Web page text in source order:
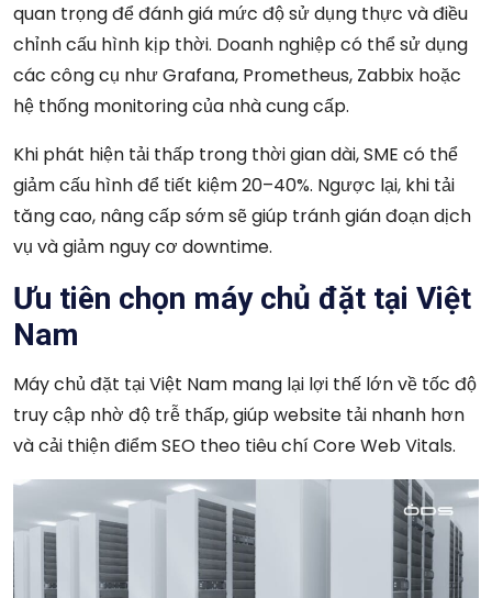
quan trọng để đánh giá mức độ sử dụng thực và điều
chỉnh cấu hình kịp thời. Doanh nghiệp có thể sử dụng
các công cụ như Grafana, Prometheus, Zabbix hoặc
hệ thống monitoring của nhà cung cấp.
Khi phát hiện tải thấp trong thời gian dài, SME có thể
giảm cấu hình để tiết kiệm 20–40%. Ngược lại, khi tải
tăng cao, nâng cấp sớm sẽ giúp tránh gián đoạn dịch
vụ và giảm nguy cơ downtime.
Ưu tiên chọn máy chủ đặt tại Việt
Nam
Máy chủ đặt tại Việt Nam mang lại lợi thế lớn về tốc độ
truy cập nhờ độ trễ thấp, giúp website tải nhanh hơn
và cải thiện điểm SEO theo tiêu chí Core Web Vitals.